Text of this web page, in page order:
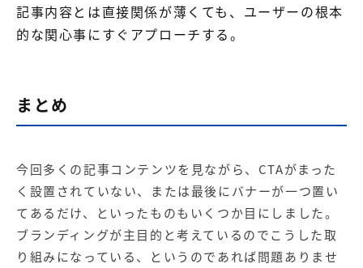
記事内容とは直接関係が薄くても、ユーザーの根本
的な関心事にすぐアプローチする。
まとめ
今回多くの記事コンテンツを見ながら、CTAがまった
く設置されていない、または最後にバナーが一つ置い
てあるだけ、といったものもいくつか目にしました。
ブランディングが主目的と考えているのでこうした取
り組みになっている、というのであれば問題ありませ